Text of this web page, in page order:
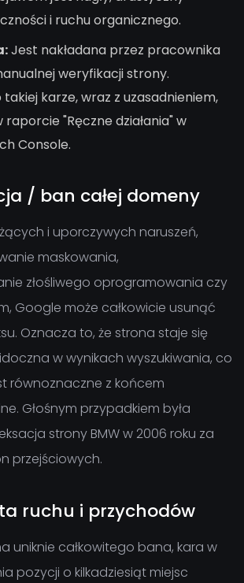
i ruchu organicznego.
Jest nakładana przez pracownika
weryfikacji strony.
karze, wraz z uzasadnieniem,
raporcie "Ręczne działania" w
Console.
/ ban całej domeny
i uporczywych naruszeń,
maskowania,
złośliwego oprogramowania czy
Google może całkowicie usunąć
Oznacza to, że strona staje się
w wynikach wyszukiwania, co
równoznaczne z końcem
Głośnym przypadkiem była
strony BMW w 2006 roku za
przejściowych.
ruchu i przychodów
uniknie całkowitego bana, kara w
pozycji o kilkadziesiąt miejsc